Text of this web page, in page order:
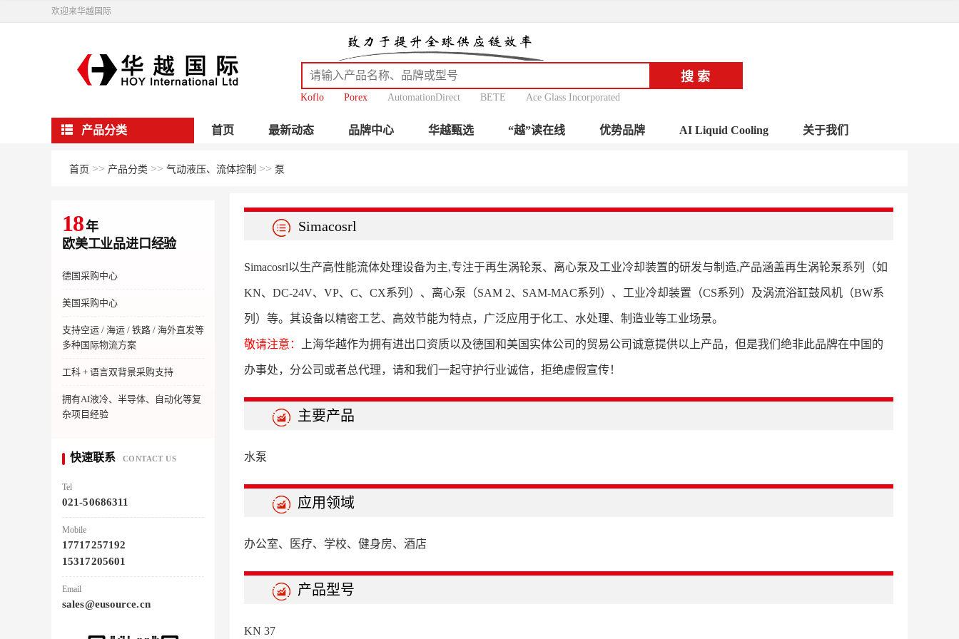
欢迎来华越国际
Koflo Porex AutomationDirect BETE Ace Glass Incorporated
首页 最新动态 品牌中心 华越甄选 “越”读在线 优势品牌 AI Liquid Cooling 关于我们
产品分类
首页 >> 产品分类 >> 气动液压、流体控制 >> 泵
18年
欧美工业品进口经验
德国采购中心
美国采购中心
支持空运 / 海运 / 铁路 / 海外直发等
多种国际物流方案
工科 + 语言双背景采购支持
拥有AI液冷、半导体、自动化等复
杂项目经验
快速联系 CONTACT US
Tel
021-50686311
Mobile
17717257192
15317205601
Email
sales@eusource.cn
Simacosrl
Simacosrl以生产高性能流体处理设备为主,专注于再生涡轮泵、离心泵及工业冷却装置的研发与制造,产品涵盖再生涡轮泵系列（如
KN、DC-24V、VP、C、CX系列）、离心泵（SAM 2、SAM-MAC系列）、工业冷却装置（CS系列）及涡流浴缸鼓风机（BW系
列）等。其设备以精密工艺、高效节能为特点，广泛应用于化工、水处理、制造业等工业场景。
敬请注意： 上海华越作为拥有进出口资质以及德国和美国实体公司的贸易公司诚意提供以上产品，但是我们绝非此品牌在中国的
办事处，分公司或者总代理，请和我们一起守护行业诚信，拒绝虚假宣传！
主要产品
水泵
应用领域
办公室、医疗、学校、健身房、酒店
产品型号
KN 37